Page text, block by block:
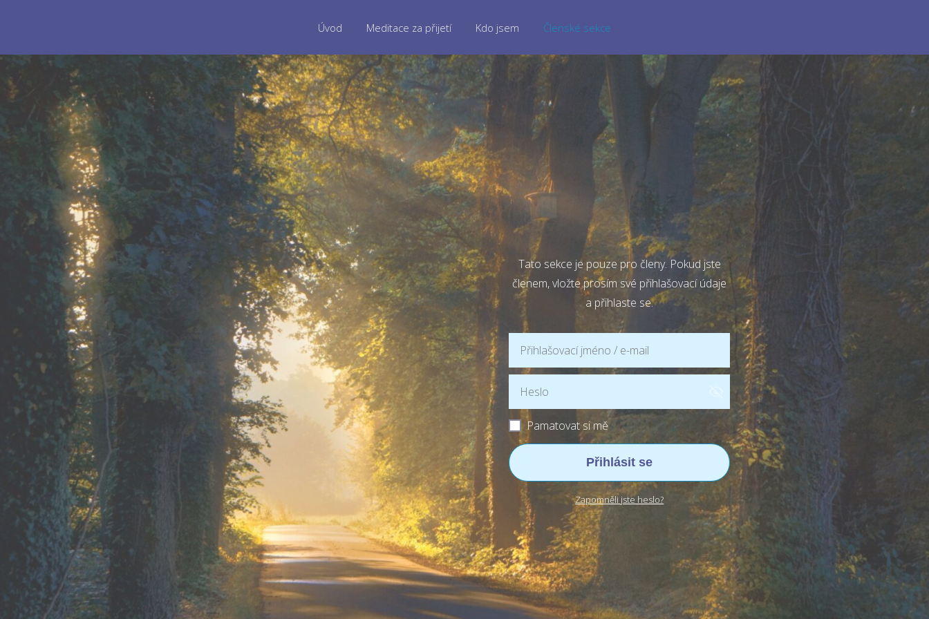
Úvod Meditace za přijetí Kdo jsem Členské sekce
Tato sekce je pouze pro členy. Pokud jste
členem, vložte prosím své přihlašovací údaje
a přihlaste se.
Pamatovat si mě
Přihlásit se
Zapomněli jste heslo?